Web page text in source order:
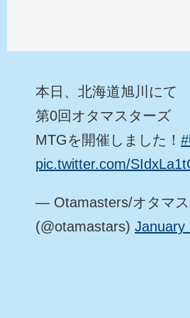
本日、北海道旭川にて
第0回オタマスターズ
MTGを開催しました！
pic.twitter.com/
— Otamasters/オタマ
(@otamastars) January